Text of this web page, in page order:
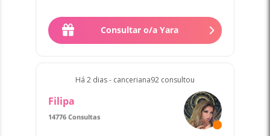
Consultar o/a Yara
Há 2 dias - canceriana92 consultou
Filipa
14776 Consultas
Favorito/a de 192 Clientes